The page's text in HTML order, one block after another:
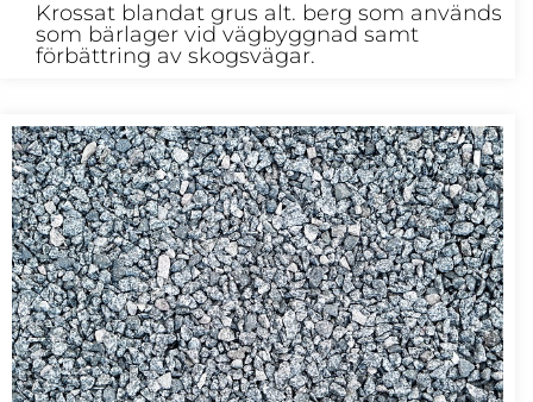
Krossat blandat grus alt. berg som används
som bärlager vid vägbyggnad samt
förbättring av skogsvägar.